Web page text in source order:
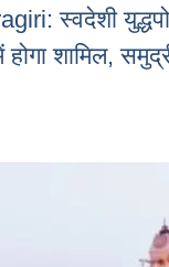
स्वदेशी
होगा शामिल,